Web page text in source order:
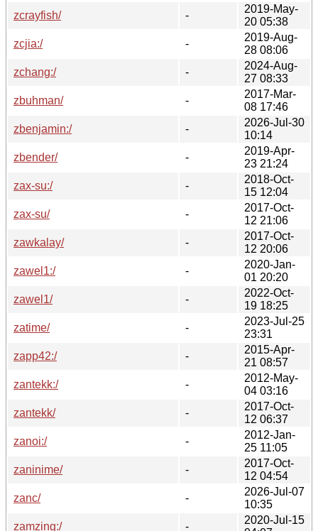
zcrayfish/
-
2019-May-
20 05:38
zcjia:/
-
2019-Aug-
28 08:06
zchang:/
-
2024-Aug-
27 08:33
zbuhman/
-
2017-Mar-
08 17:46
zbenjamin:/
-
2026-Jul-30
10:14
zbender/
-
2019-Apr-
23 21:24
zax-su:/
-
2018-Oct-
15 12:04
zax-su/
-
2017-Oct-
12 21:06
zawkalay/
-
2017-Oct-
12 20:06
zawel1:/
-
2020-Jan-
01 20:20
zawel1/
-
2022-Oct-
19 18:25
zatime/
-
2023-Jul-25
23:31
zapp42:/
-
2015-Apr-
21 08:57
zantekk:/
-
2012-May-
04 03:16
zantekk/
-
2017-Oct-
12 06:37
zanoi:/
-
2012-Jan-
25 11:05
zaninime/
-
2017-Oct-
12 04:54
zanc/
-
2026-Jul-07
10:35
zamzing:/
-
2020-Jul-15